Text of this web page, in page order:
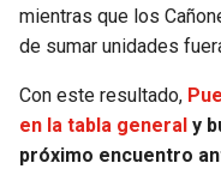
mientras que los
de sumar unidades
Con este resultado,
en la tabla general y
próximo encuentro